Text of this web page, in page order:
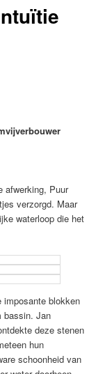
afwerking, Puur
verzorgd. Maar
waterloop die het
imposante blokken
bassin. Jan
deze stenen
hun
schoonheid van